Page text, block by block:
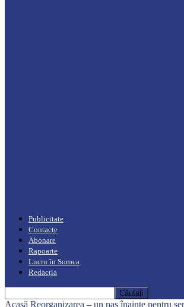
Publicitate
Contacte
Abonare
Rapoarte
Lucru în Soroca
Redacția
Acasă Reorganizarea – un pas înainte pentru